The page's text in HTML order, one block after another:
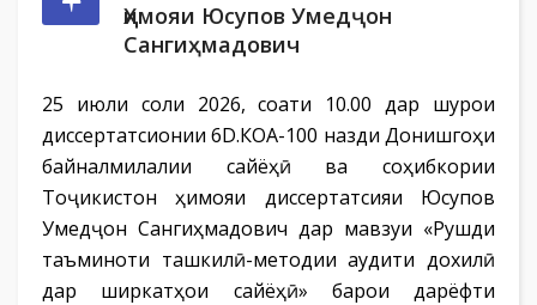
Ҳимояи Юсупов Умедҷон
Сангиҳмадович
25 июли соли 2026, соати 10.00 дар шурои
диссертатсионии 6D.КОА-100 назди Донишгоҳи
байналмилалии сайёҳӣ ва соҳибкории
Тоҷикистон ҳимояи диссертатсияи Юсупов
Умедҷон Сангиҳмадович дар мавзуи «Рушди
таъминоти ташкилӣ-методии аудити дохилӣ
дар ширкатҳои сайёҳӣ» барои дарёфти